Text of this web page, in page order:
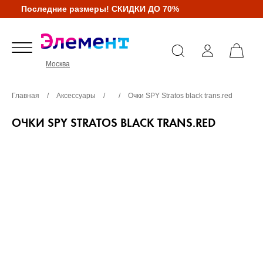
Последние размеры! СКИДКИ ДО 70%
Москва
Главная / Аксессуары / / Очки SPY Stratos black trans.red
ОЧКИ SPY STRATOS BLACK TRANS.RED